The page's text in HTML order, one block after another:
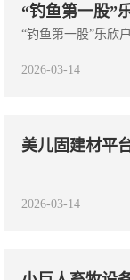
“钓鱼第一股”
“钓鱼第一股”乐欣
2026-03-14
美儿固建材平
...
2026-03-14